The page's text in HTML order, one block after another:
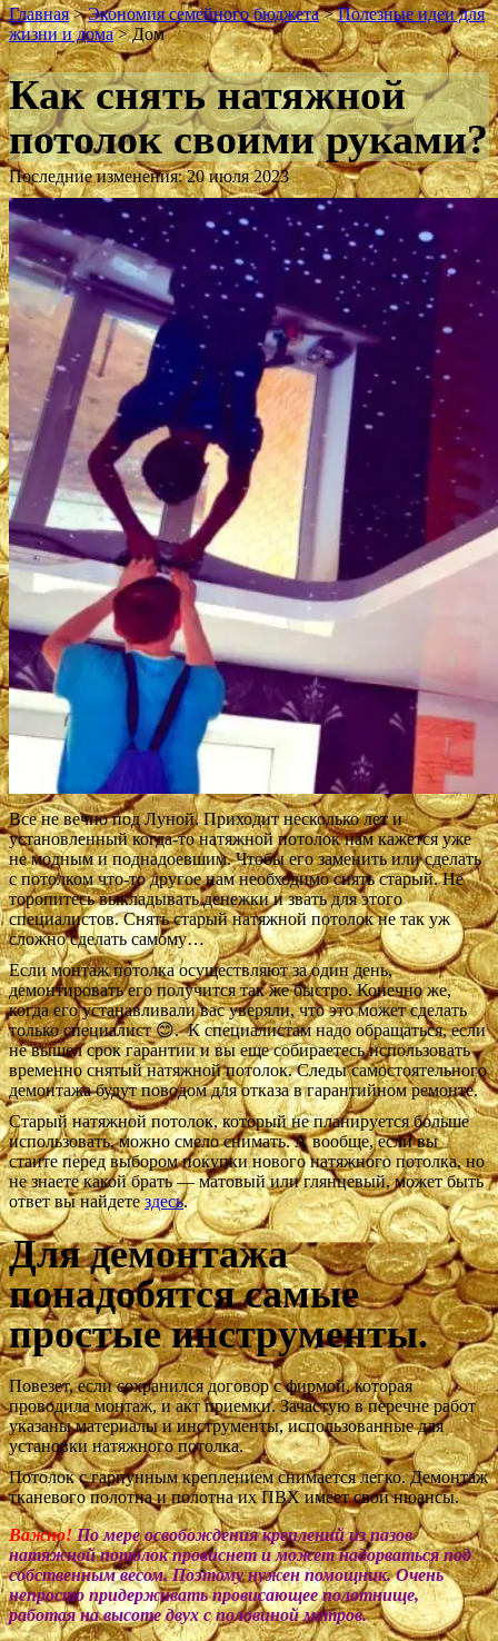
Главная>Экономия семейного бюджета>Полезные идеи для
жизни и дома>Дом
Как снять натяжной
потолок своими руками?
Последние изменения: 20 июля 2023
Все не вечно под Луной. Приходит несколько лет и
установленный когда-то натяжной потолок нам кажется уже
не модным и поднадоевшим. Чтобы его заменить или сделать
с потолком что-то другое нам необходимо снять старый. Не
торопитесь выкладывать денежки и звать для этого
специалистов. Снять старый натяжной потолок не так уж
сложно сделать самому…
Если монтаж потолка осуществляют за один день,
демонтировать его получится так же быстро. Конечно же,
когда его устанавливали вас уверяли, что это может сделать
только специалист 😊. К специалистам надо обращаться, если
не вышел срок гарантии и вы еще собираетесь использовать
временно снятый натяжной потолок. Следы самостоятельного
демонтажа будут поводом для отказа в гарантийном ремонте.
Старый натяжной потолок, который не планируется больше
использовать, можно смело снимать. А вообще, если вы
стаите перед выбором покупки нового натяжного потолка, но
не знаете какой брать — матовый или глянцевый, может быть
ответ вы найдетездесь.
Для демонтажа
понадобятся самые
простые инструменты.
Повезет, если сохранился договор с фирмой, которая
проводила монтаж, и акт приемки. Зачастую в перечне работ
указаны материалы и инструменты, использованные для
установки натяжного потолка.
Потолок с гарпунным креплением снимается легко. Демонтаж
тканевого полотна и полотна их ПВХ имеет свои нюансы.
Важно! По мере освобождения креплений из пазов
натяжной потолок провиснет и может надорваться под
собственным весом. Поэтому нужен помощник. Очень
непросто придерживать провисающее полотнище,
работая на высоте двух с половиной метров.